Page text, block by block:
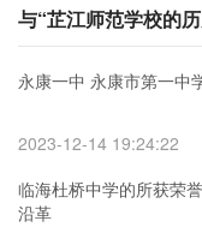
与“芷江师范学校的
永康一中 永康市第一中
2023-12-14 19:24:22
临海杜桥中学的所获荣
沿革